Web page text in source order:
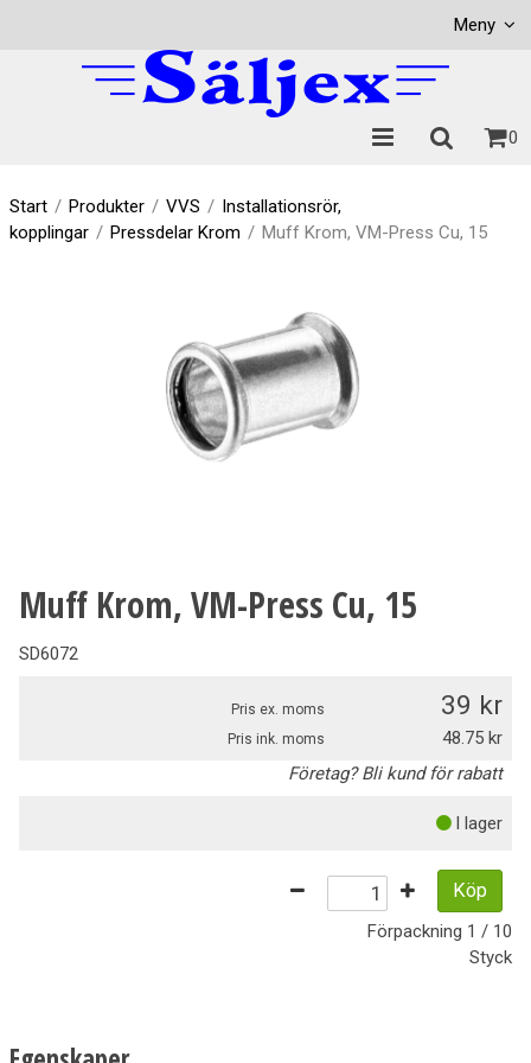
Meny
0
Start / Produkter / VVS / Installationsrör,
kopplingar / Pressdelar Krom / Muff Krom, VM-Press Cu, 15
Muff Krom, VM-Press Cu, 15
SD6072
Pris ex. moms 39
Pris ink. moms
48.75
Företag? Bli kund för rabatt
I lager
Köp
Förpackning 1 / 10
Styck